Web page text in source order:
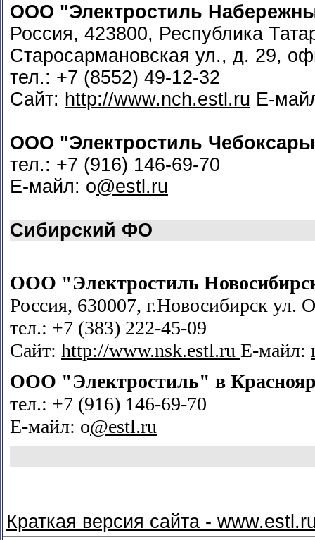
ООО "Электростиль
Россия, 423800, Республика
Старосармановская ул., д. 29,
тел.: +7 (8552) 49-12-32
Сайт: http://www.nch.estl.ru Е-
ООО "Электростиль
тел.: +7 (916) 146-69-70
Е-майл: o@estl.ru
Сибирский ФО
ООО "Электростиль
Россия, 630007, г.Новосибирск ул.
тел.: +7 (383) 222-45-09
Сайт: http://www.nsk.estl.ru Е-майл:
ООО "Электростиль" в
тел.: +7 (916) 146-69-70
Е-майл: o@estl.ru
Краткая версия сайта -